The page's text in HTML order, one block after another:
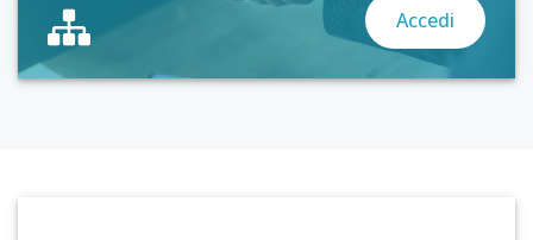
Accedi